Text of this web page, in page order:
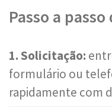
Passo a
1. Solicitação:
formulário ou
rapidamente com